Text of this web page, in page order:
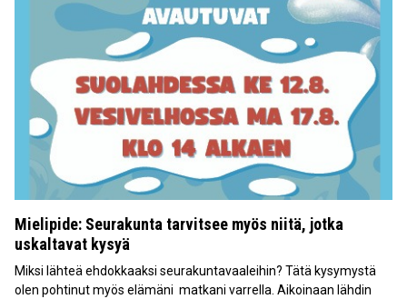
Mielipide: Seurakunta tarvitsee myös niitä, jotka
uskaltavat kysyä
Miksi lähteä ehdokkaaksi seurakuntavaaleihin? Tätä kysymystä
olen pohtinut myös elämäni matkani varrella. Aikoinaan lähdin